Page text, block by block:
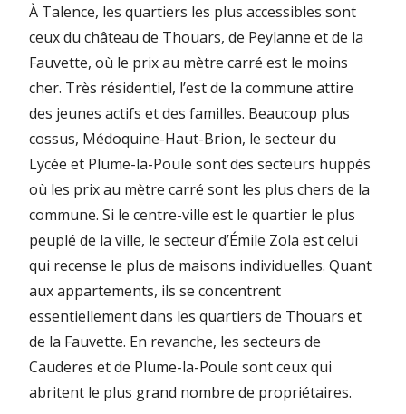
À Talence, les quartiers les plus accessibles sont
ceux du château de Thouars, de Peylanne et de la
Fauvette, où le prix au mètre carré est le moins
cher. Très résidentiel, l’est de la commune attire
des jeunes actifs et des familles. Beaucoup plus
cossus, Médoquine-Haut-Brion, le secteur du
Lycée et Plume-la-Poule sont des secteurs huppés
où les prix au mètre carré sont les plus chers de la
commune. Si le centre-ville est le quartier le plus
peuplé de la ville, le secteur d’Émile Zola est celui
qui recense le plus de maisons individuelles. Quant
aux appartements, ils se concentrent
essentiellement dans les quartiers de Thouars et
de la Fauvette. En revanche, les secteurs de
Cauderes et de Plume-la-Poule sont ceux qui
abritent le plus grand nombre de propriétaires.